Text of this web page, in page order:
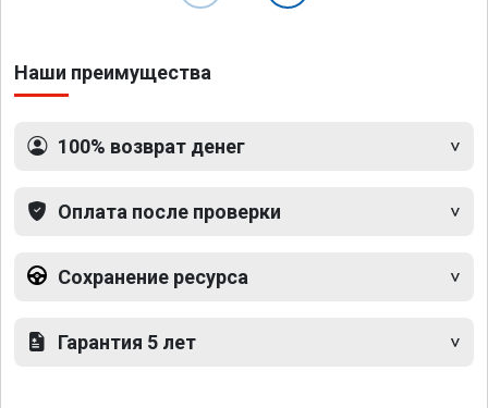
Наши преимущества
100% возврат денег
Оплата после проверки
Сохранение ресурса
Гарантия 5 лет